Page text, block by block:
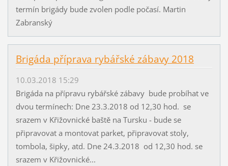
termín brigády bude zvolen podle počasí. Martin
Zabranský
Brigáda příprava rybářské zábavy 2018
10.03.2018 15:29
Brigáda na přípravu rybářské zábavy bude probíhat ve
dvou termínech: Dne 23.3.2018 od 12,30 hod. se
srazem v Křižovnické baště na Tursku - bude se
připravovat a montovat parket, připravovat stoly,
tombola, šipky, atd. Dne 24.3.2018 od 12,30 hod. se
srazem v Křižovnické...